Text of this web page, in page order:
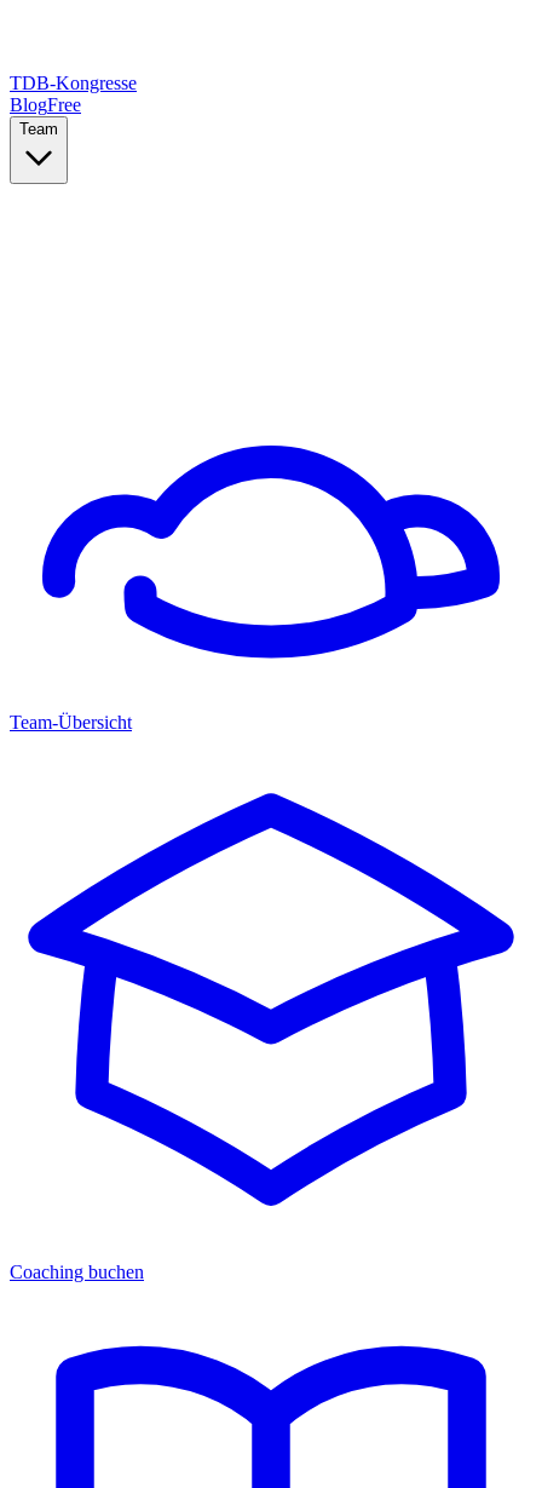
TDB-Kongresse
BlogFree
Team
Team-Übersicht
Coaching buchen